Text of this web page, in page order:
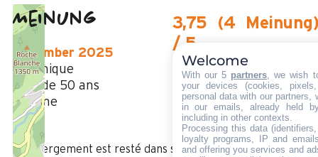
Meinung
3,75
/ 5
(4 Meinung
Dezember 2025
Véronique
Plus de 50 ans
Femme
3
/ 5
L'hébergement est resté dans son jus, a savoir les années
Welcome
With our 5 partners , we wish
your devices (cookies,
personal data with our partners,
in our emails, already held
including in other contexts.
Processing this data
loyalty programs, IP and
and offering you services and